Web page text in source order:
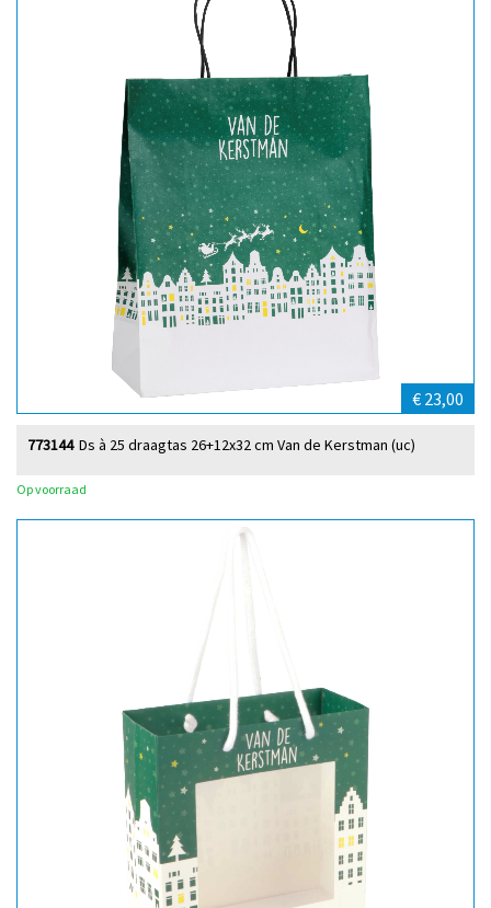
€ 23,00
Ds à 25 draagtas 26+12x32 cm Van de Kerstman (uc)
773144
Op voorraad